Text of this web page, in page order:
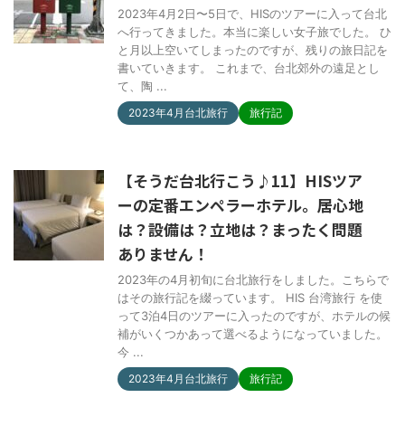
2023年4月2日〜5日で、HISのツアーに入って台北
へ行ってきました。本当に楽しい女子旅でした。 ひ
と月以上空いてしまったのですが、残りの旅日記を
書いていきます。 これまで、台北郊外の遠足とし
て、陶 ...
2023年4月台北旅行 旅行記
【そうだ台北行こう♪11】HISツア
ーの定番エンペラーホテル。居心地
は？設備は？立地は？まったく問題
ありません！
2023年の4月初旬に台北旅行をしました。こちらで
はその旅行記を綴っています。 HIS 台湾旅行 を使
って3泊4日のツアーに入ったのですが、ホテルの候
補がいくつかあって選べるようになっていました。
今 ...
2023年4月台北旅行 旅行記